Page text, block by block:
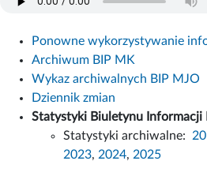
Ponowne wykorzystywanie
Archiwum BIP MK
Wykaz archiwalnych BIP MJO
Dziennik zmian
Statystyki Biuletynu Informacji
Statystyki archiwalne:
2023, 2024, 2025